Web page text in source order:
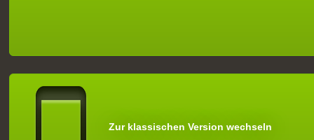
Zur klassischen Version wechseln